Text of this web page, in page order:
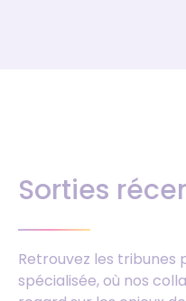
Sorties
Retrouvez les tribunes
spécialisée, où nos